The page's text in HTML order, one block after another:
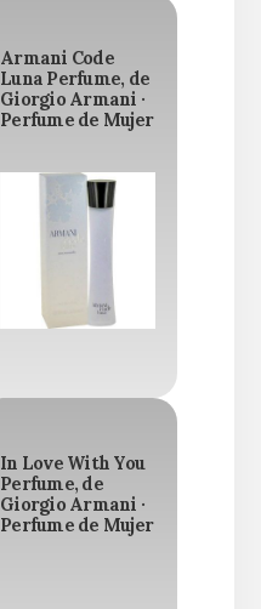
Armani Code
Luna Perfume, de
Giorgio Armani ·
Perfume de Mujer
In Love With You
Perfume, de
Giorgio Armani ·
Perfume de Mujer